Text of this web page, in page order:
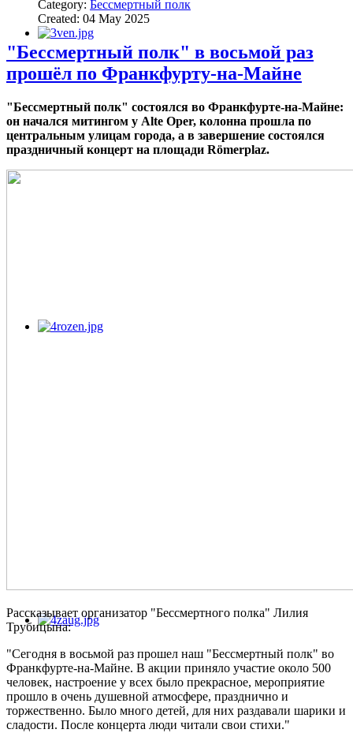
Category: Бессмертный полк
Created: 04 May 2025
"Бессмертный полк" в восьмой раз
прошёл по Франкфурту-на-Майне
"Бессмертный полк" состоялся во Франкфурте-на-Майне:
он начался митингом у Alte Oper, колонна прошла по
центральным улицам города, а в завершение состоялся
праздничный концерт на площади Römerplaz.
Рассказывает организатор "Бессмертного полка" Лилия
Трубицына:
"Сегодня в восьмой раз прошел наш "Бессмертный полк" во
Франкфурте-на-Майне. В акции приняло участие около 500
человек, настроение у всех было прекрасное, мероприятие
прошло в очень душевной атмосфере, празднично и
торжественно. Было много детей, для них раздавали шарики и
сладости. После концерта люди читали свои стихи."